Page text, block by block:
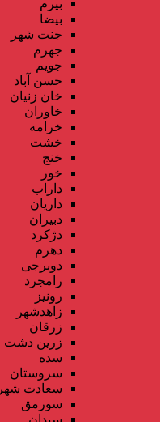
بیرم
بیضا
جنت شهر
جهرم
جویم
حسن آباد
خان زنیان
خاوران
خرامه
خشت
خنج
خور
داراب
داریان
دبیران
دژکرد
دهرم
دوبرجی
رامجرد
رونیز
زاهدشهر
زرقان
زرین دشت
سده
سروستان
سعادت شهر
سورمق
سیدان